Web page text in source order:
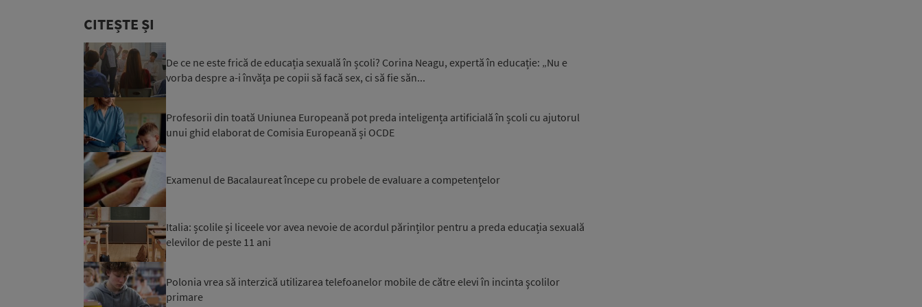
CITEȘTE ȘI
De ce ne este frică de educația sexuală în școli? Corina Neagu, expertă în educație: „Nu e
vorba despre a-i învăța pe copii să facă sex, ci să fie săn...
Profesorii din toată Uniunea Europeană pot preda inteligența artificială în școli cu ajutorul
unui ghid elaborat de Comisia Europeană și OCDE
Examenul de Bacalaureat începe cu probele de evaluare a competenţelor
Italia: școlile și liceele vor avea nevoie de acordul părinților pentru a preda educația sexuală
elevilor de peste 11 ani
Polonia vrea să interzică utilizarea telefoanelor mobile de către elevi în incinta şcolilor
primare